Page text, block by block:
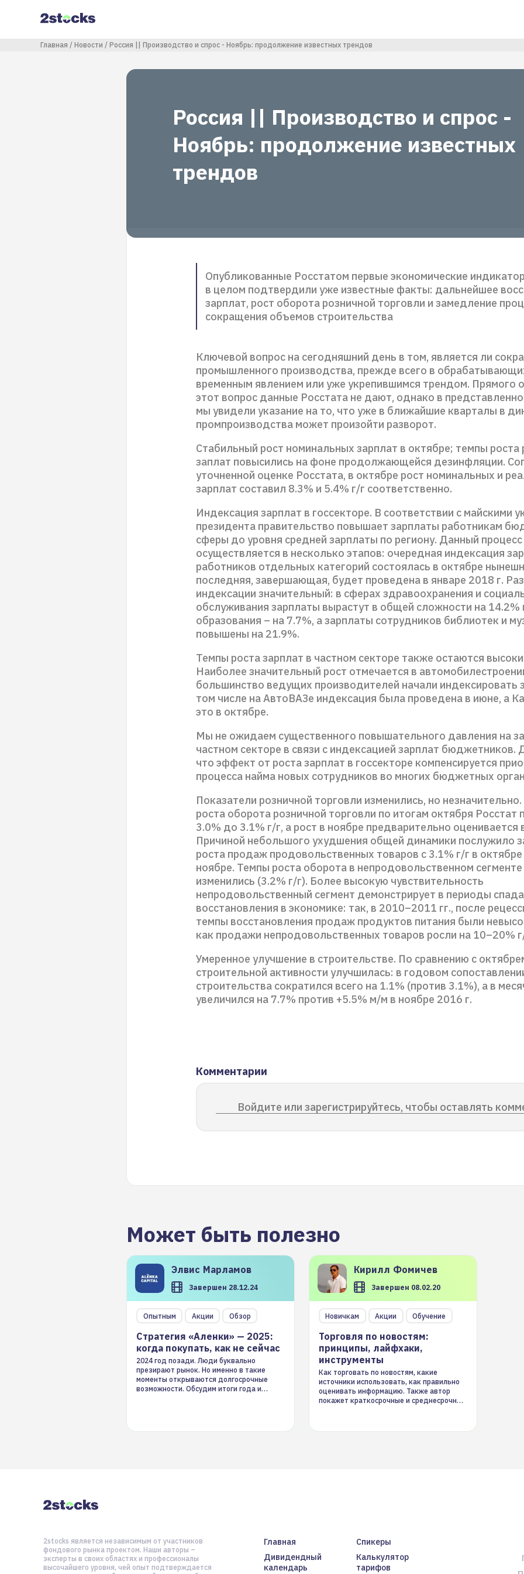
содержанию
Строка навигации
Главная Новости Россия || Производство и спрос - Ноябрь: продолжение известных трендов
Россия || Производство и спрос -
Ноябрь: продолжение известных
трендов
Опубликованные Росстатом первые экономические
в целом подтвердили уже известные факты: дальнейшее
зарплат, рост оборота розничной торговли и замедление
сокращения объемов строительства
Ключевой вопрос на сегодняшний день в том, является ли
промышленного производства, прежде всего в
временным явлением или уже укрепившимся трендом. Прямого
этот вопрос данные Росстата не дают, однако в
мы увидели указание на то, что уже в ближайшие кварталы в
промпроизводства может произойти разворот.
Стабильный рост номинальных зарплат в октябре; темпы роста
заплат повысились на фоне продолжающейся дезинфляции.
уточненной оценке Росстата, в октябре рост номинальных и
зарплат составил 8.3% и 5.4% г/г соответственно.
Индексация зарплат в госсекторе. В соответствии с майскими
президента правительство повышает зарплаты работникам
сферы до уровня средней зарплаты по региону. Данный процесс
осуществляется в несколько этапов: очередная индексация
работников отдельных категорий состоялась в октябре
последняя, завершающая, будет проведена в январе 2018 г.
индексации значительный: в сферах здравоохранения и
обслуживания зарплаты вырастут в общей сложности на 14.2%
образования – на 7.7%, а зарплаты сотрудников библиотек и
повышены на 21.9%.
Темпы роста зарплат в частном секторе также остаются
Наиболее значительный рост отмечается в
большинство ведущих производителей начали индексировать
том числе на АвтоВАЗе индексация была проведена в июне, а
это в октябре.
Мы не ожидаем существенного повышательного давления на
частном секторе в связи с индексацией зарплат бюджетников.
что эффект от роста зарплат в госсекторе компенсируется
процесса найма новых сотрудников во многих бюджетных
Показатели розничной торговли изменились, но
роста оборота розничной торговли по итогам октября Росстат
3.0% до 3.1% г/г, а рост в ноябре предварительно оценивается
Причиной небольшого ухудшения общей динамики послужило
роста продаж продовольственных товаров с 3.1% г/г в
ноябре. Темпы роста оборота в непродовольственном сегменте
изменились (3.2% г/г). Более высокую чувствительность
непродовольственный сегмент демонстрирует в периоды
восстановления в экономике: так, в 2010–2011 гг., после
темпы восстановления продаж продуктов питания были
как продажи непродовольственных товаров росли на 10–20%
Умеренное улучшение в строительстве. По сравнению с
строительной активности улучшилась: в годовом
строительства сократился всего на 1.1% (против 3.1%), а в
увеличился на 7.7% против +5.5% м/м в ноябре 2016 г.
Комментарии
Войдите или зарегистрируйтесь, чтобы оставлять
Может быть полезно
Элвис Марламов
Завершен 28.12.24
Опытным Акции Обзор
Стратегия «Аленки» — 2025:
когда покупать, как не сейчас
2024 год позади. Люди буквально
презирают рынок. Но именно в такие
моменты открываются долгосрочные
возможности. Обсудим итоги года и
Кирилл Фомичев
Завершен 08.02.20
Новичкам Акции Обучение
Торговля по новостям:
принципы, лайфхаки,
инструменты
Как торговать по новостям, какие
источники использовать, как правильно
оценивать информацию. Также автор
покажет краткосрочные и среднесрочные
Главная
Спикеры
Дивидендный
календарь
Калькулятор
тарифов
2stocks является независимым от участников
фондового рынка проектом. Наши авторы –
эксперты в своих областях и профессионалы
высочайшего уровня, чей опыт подтверждается